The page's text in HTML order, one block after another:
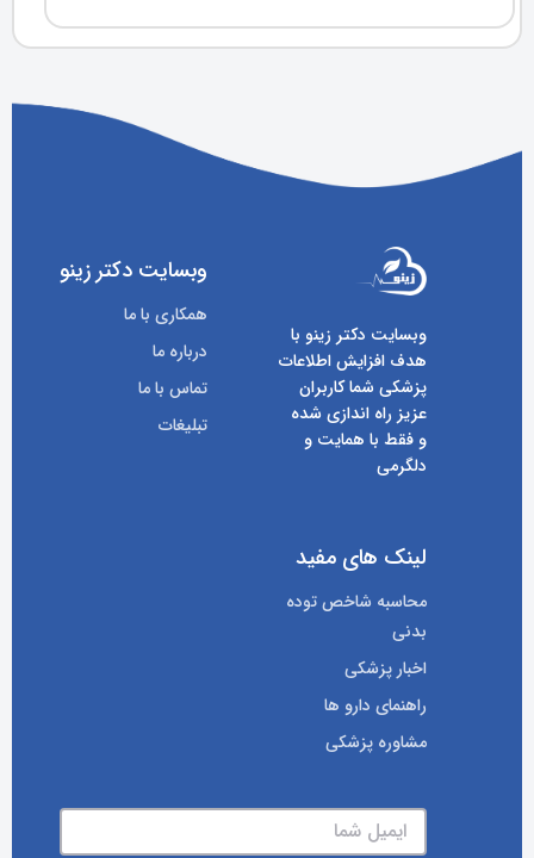
وبسایت دکتر زینو با
هدف افزایش اطلاعات
پزشکی شما کاربران
عزیز راه اندازی شده
و فقط با همایت و
دلگرمی
وبسایت دکتر زینو
همکاری با ما
درباره ما
تماس با ما
تبلیغات
لینک های مفید
محاسبه شاخص توده
بدنی
اخبار پزشکی
راهنمای دارو ها
مشاوره پزشکی